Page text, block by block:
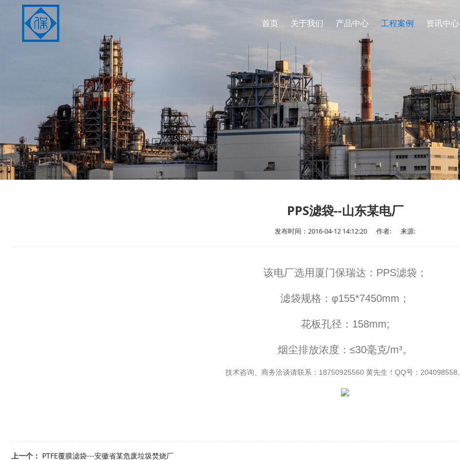
首页 关于我们 产品中心 工程案例 资讯中心
PPS滤袋--山东某电厂
发布时间：2016-04-12 14:12:20 作者: 来源:
该电厂选用厦门保瑞达：PPS滤袋；
滤袋规格：φ155*7450mm；
花板孔径：158mm;
烟尘排放浓度：≤30毫克/m³。
技术咨询、商务洽谈请联系：18750925560 黄先生！QQ号：204098558
上一个： PTFE覆膜滤袋---安徽省某危废垃圾焚烧厂